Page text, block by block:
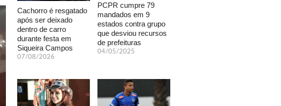
Cachorro é resgatado
após ser deixado
dentro de carro
durante festa em
Siqueira Campos
07/08/2026
PCPR cumpre 79
mandados em 9
estados contra grupo
que desviou recursos
de prefeituras
04/05/2025